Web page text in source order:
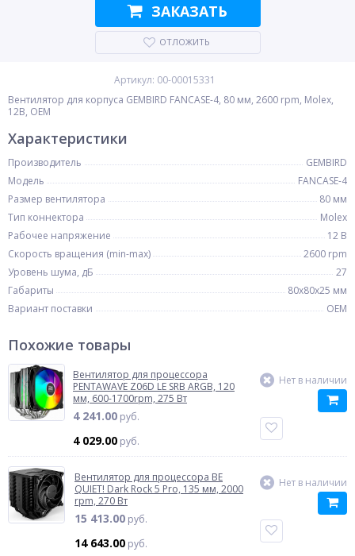
ЗАКАЗАТЬ
ОТЛОЖИТЬ
Артикул: 00-00015331
Вентилятор для корпуса GEMBIRD FANCASE-4, 80 мм, 2600 rpm, Molex,
12В, OEM
Характеристики
Производитель
GEMBIRD
Модель
FANCASE-4
Размер вентилятора
80 мм
Тип коннектора
Molex
Рабочее напряжение
12 В
Скорость вращения (min-max)
2600 rpm
Уровень шума, дБ
27
Габариты
80x80x25 мм
Вариант поставки
OEM
Похожие товары
Вентилятор для процессора
PENTAWAVE Z06D LE SRB ARGB, 120
мм, 600-1700rpm, 275 Вт
4 241.00 руб.
4 029.00 руб.
Нет в наличии
Вентилятор для процессора BE
QUIET! Dark Rock 5 Pro, 135 мм, 2000
rpm, 270 Вт
15 413.00 руб.
14 643.00 руб.
Нет в наличии